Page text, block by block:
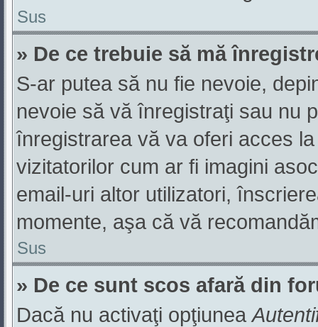
Sus
» De ce trebuie să mă
S-ar putea să nu fie nevoie,
nevoie să vă înregistraţi sau nu
înregistrarea vă va oferi acces
vizitatorilor cum ar fi imagini
email-uri altor utilizatori,
momente, aşa că vă
Sus
» De ce sunt scos afară din
Dacă nu activaţi opţiunea